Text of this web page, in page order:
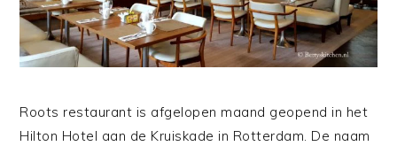
Roots restaurant is afgelopen maand geopend in het
Hilton Hotel aan de Kruiskade in Rotterdam. De naam